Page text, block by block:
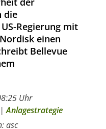
die
Regierung mit
einen
Bellevue
Uhr
Anlagestrategie
asc